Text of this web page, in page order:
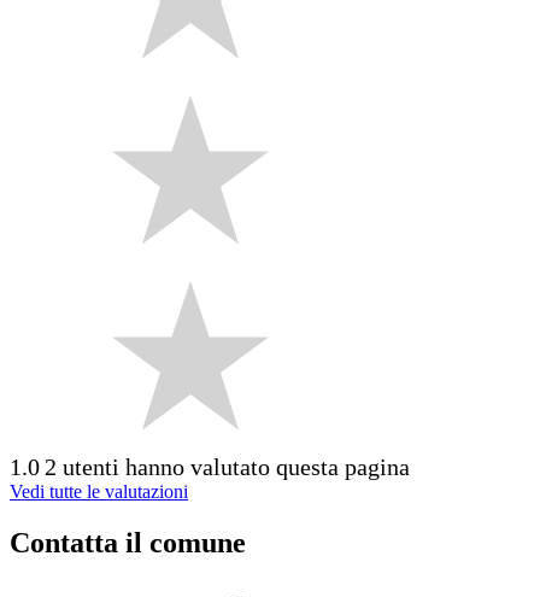
1.0 2 utenti hanno valutato questa pagina
Vedi tutte le valutazioni
Contatta il comune